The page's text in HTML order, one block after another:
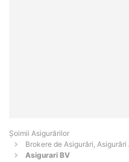
Șoimii Asigurărilor
Brokere de Asigurări,
Asigurari BV